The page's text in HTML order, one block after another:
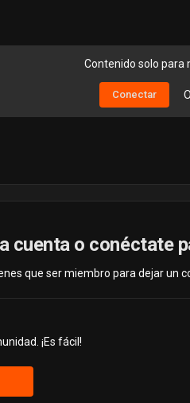
Contenido solo para
Conectar O
cuenta o conéctate
que ser miembro para dejar un
¡Es fácil!